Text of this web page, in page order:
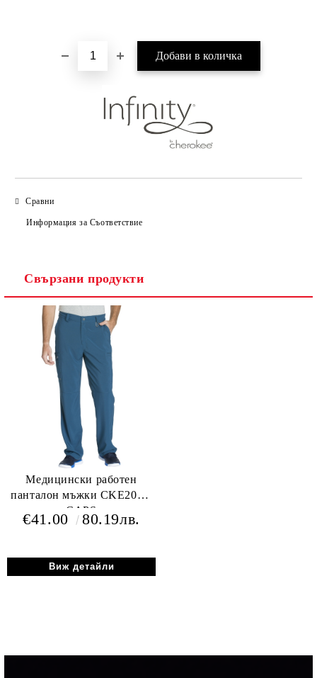
Сравни
Информация за Съответствие
Свързани продукти
Медицински работен
панталон мъжки CKE200A
CAPS
€41.00 80.19лв.
Виж детайли